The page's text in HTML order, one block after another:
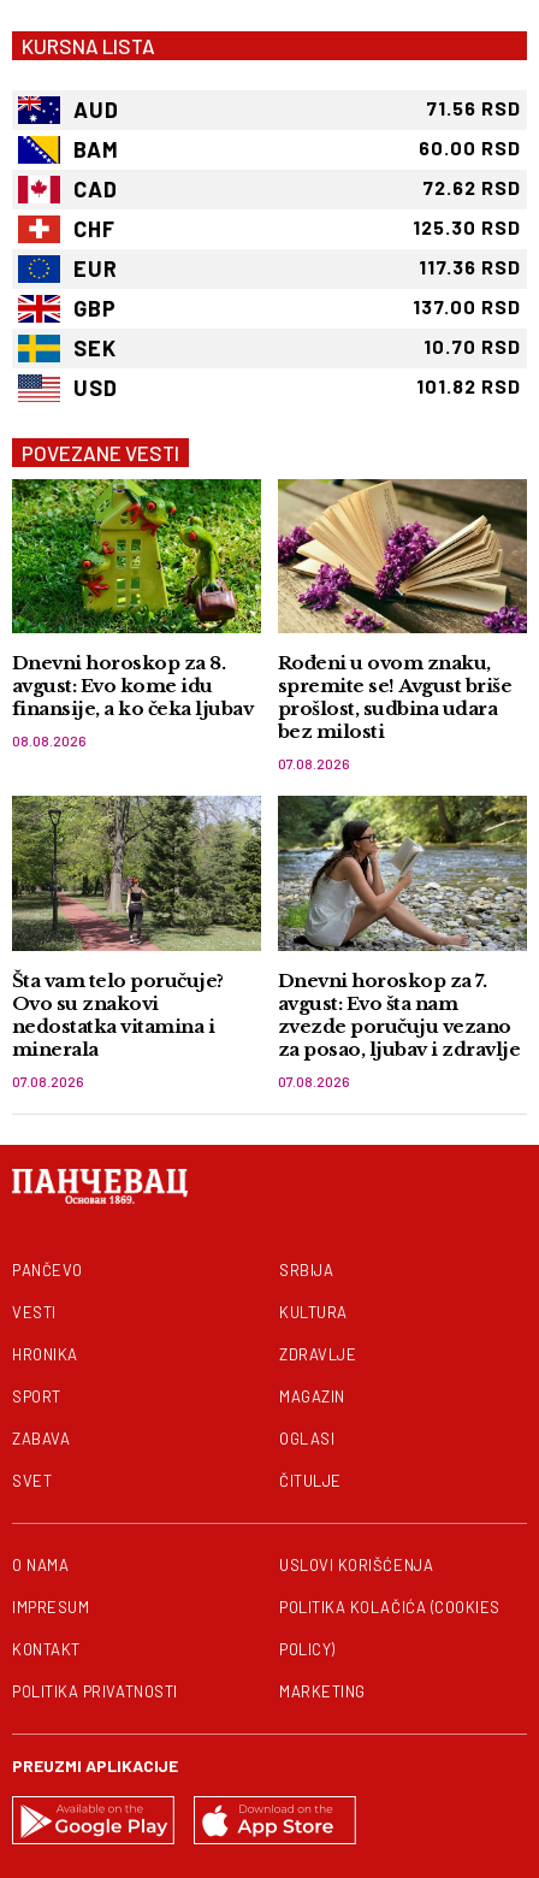
KURSNA LISTA
AUD 71.56 RSD
BAM 60.00 RSD
CAD 72.62 RSD
CHF 125.30 RSD
EUR 117.36 RSD
GBP 137.00 RSD
SEK 10.70 RSD
USD 101.82 RSD
POVEZANE VESTI
Dnevni horoskop za 8.
avgust: Evo kome idu
finansije, a ko čeka ljubav
08.08.2026
Rođeni u ovom znaku,
spremite se! Avgust briše
prošlost, sudbina udara
bez milosti
07.08.2026
Šta vam telo poručuje?
Ovo su znakovi
nedostatka vitamina i
minerala
07.08.2026
Dnevni horoskop za 7.
avgust: Evo šta nam
zvezde poručuju vezano
za posao, ljubav i zdravlje
07.08.2026
PANČEVO
VESTI
HRONIKA
SPORT
ZABAVA
SVET
SRBIJA
KULTURA
ZDRAVLJE
MAGAZIN
OGLASI
ČITULJE
O NAMA
IMPRESUM
KONTAKT
POLITIKA PRIVATNOSTI
USLOVI KORIŠĆENJA
POLITIKA KOLAČIĆA (COOKIES
POLICY)
MARKETING
PREUZMI APLIKACIJE